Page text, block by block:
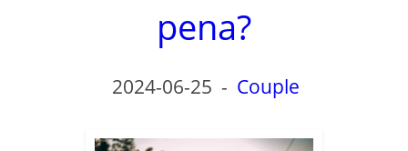
pena?
2024-06-25 - Couple